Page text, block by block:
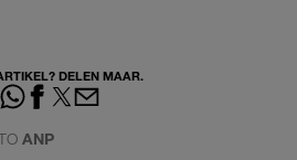
DELEN MAAR.
ANP